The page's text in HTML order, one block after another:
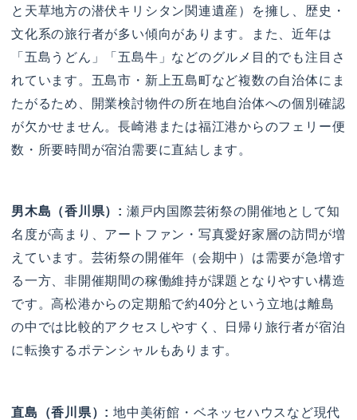
と天草地方の潜伏キリシタン関連遺産）を擁し、歴史・
文化系の旅行者が多い傾向があります。また、近年は
「五島うどん」「五島牛」などのグルメ目的でも注目さ
れています。五島市・新上五島町など複数の自治体にま
たがるため、開業検討物件の所在地自治体への個別確認
が欠かせません。長崎港または福江港からのフェリー便
数・所要時間が宿泊需要に直結します。
男木島（香川県）: 瀬戸内国際芸術祭の開催地として知
名度が高まり、アートファン・写真愛好家層の訪問が増
えています。芸術祭の開催年（会期中）は需要が急増す
る一方、非開催期間の稼働維持が課題となりやすい構造
です。高松港からの定期船で約40分という立地は離島
の中では比較的アクセスしやすく、日帰り旅行者が宿泊
に転換するポテンシャルもあります。
直島（香川県）: 地中美術館・ベネッセハウスなど現代